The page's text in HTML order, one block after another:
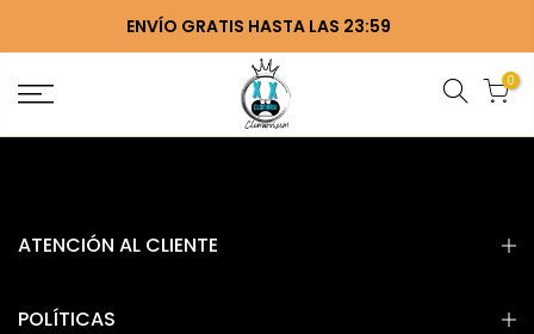
ENVÍO GRATIS HASTA LAS 23:59
0
ATENCIÓN AL CLIENTE
POLÍTICAS